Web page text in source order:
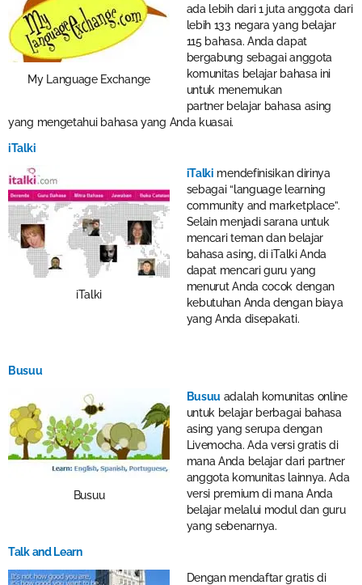
My Language Exchange
ada lebih dari 1 juta anggota dari
lebih 133 negara yang belajar
115 bahasa. Anda dapat
bergabung sebagai anggota
komunitas belajar bahasa ini
untuk menemukan
partner belajar bahasa asing
yang mengetahui bahasa yang Anda kuasai.
iTalki
iTalki
iTalki mendefinisikan dirinya
sebagai “language learning
community and marketplace”.
Selain menjadi sarana untuk
mencari teman dan belajar
bahasa asing, di iTalki Anda
dapat mencari guru yang
menurut Anda cocok dengan
kebutuhan Anda dengan biaya
yang Anda disepakati.
Busuu
Busuu
Busuu adalah komunitas online
untuk belajar berbagai bahasa
asing yang serupa dengan
Livemocha. Ada versi gratis di
mana Anda belajar dari partner
anggota komunitas lainnya. Ada
versi premium di mana Anda
belajar melalui modul dan guru
yang sebenarnya.
Talk and Learn
Dengan mendaftar gratis di